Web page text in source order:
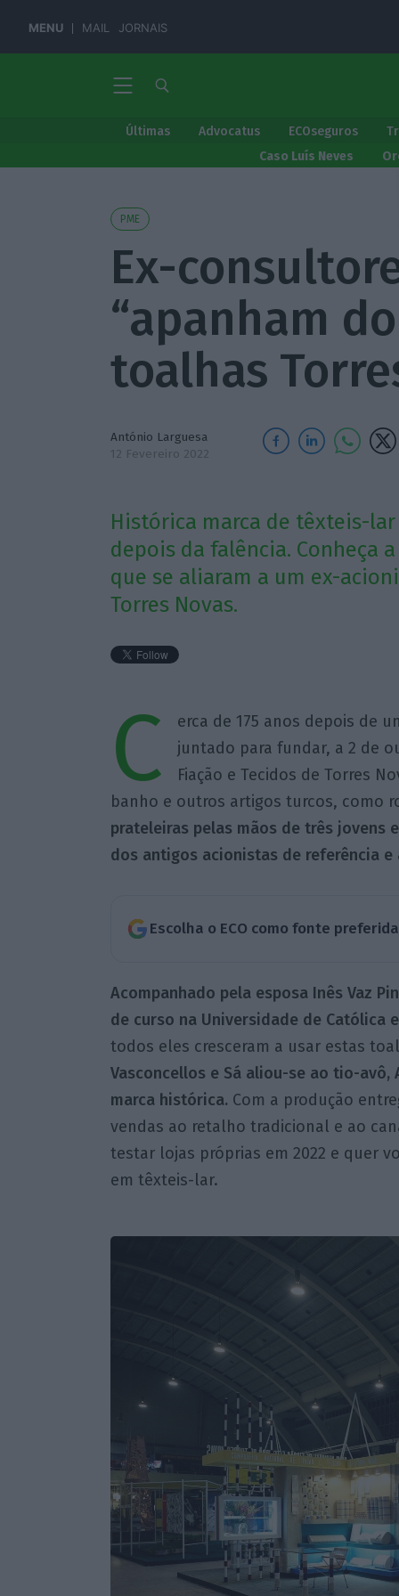
MENU MAIL JORNAIS
Últimas Advocatus ECOseguros
Caso Luís Neves
PME
Ex-
“apanham
toalhas
António Larguesa
12 Fevereiro 2022
Histórica marca de têxteis-
depois da falência. Conheça
que se aliaram a um ex-
Torres Novas.
C
erca de 175 anos depois de
juntado para fundar, a 2 de
Fiação e Tecidos de Torres
banho e outros artigos turcos, como
prateleiras pelas mãos de três jovens
dos antigos acionistas de referência
Escolha o ECO como fonte
Acompanhado pela esposa Inês Vaz
de curso na Universidade de Católica
todos eles cresceram a usar estas
Vasconcellos e Sá aliou-se ao tio-
marca histórica. Com a produção
vendas ao retalho tradicional e ao
testar lojas próprias em 2022 e quer
em têxteis-lar.